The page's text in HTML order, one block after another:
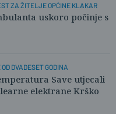
ZA ŽITELJE OPĆINE KLAKAR
uskoro počinje s
DVADESET GODINA
Save utjecali
elektrane Krško